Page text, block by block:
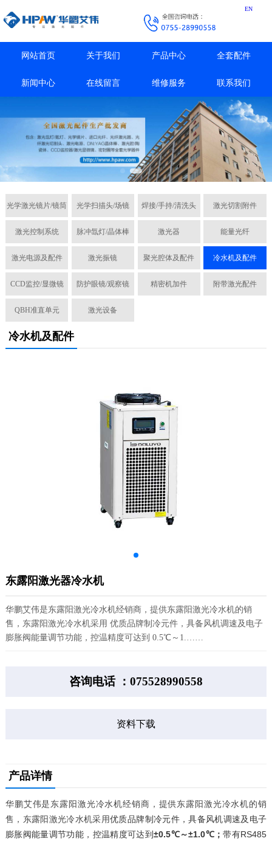
EN
网站首页 关于我们 产品中心 全套配件
新闻中心 在线留言 维修服务 联系我们
光学激光镜片/镜筒 光学扫描头/场镜 焊接/手持/清洗头 激光切割附件
激光控制系统 脉冲氙灯/晶体棒 激光器 能量光纤
激光电源及配件 激光振镜 聚光腔体及配件 冷水机及配件
CCD监控/显微镜 防护眼镜/观察镜 精密机加件 附带激光配件
QBH准直单元 激光设备
冷水机及配件
东露阳激光器冷水机
华鹏艾伟是东露阳激光冷水机经销商，提供东露阳激光冷水机的销
售，东露阳激光冷水机采用 优质品牌制冷元件，具备风机调速及电子
膨胀阀能量调节功能，控温精度可达到 0.5℃～1.……
咨询电话 ：075528990558
资料下载
产品详情
华鹏艾伟是东露阳激光冷水机经销商，提供东露阳激光冷水机的销
售，东露阳激光冷水机采用优质品牌制冷元件，具备风机调速及电子
膨胀阀能量调节功能，控温精度可达到±0.5℃～±1.0℃； 带有RS485